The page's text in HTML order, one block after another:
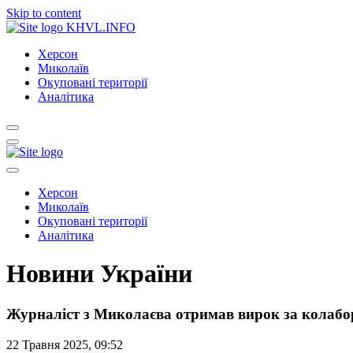
Skip to content
KHVL.INFO
Херсон
Миколаїв
Окуповані території
Аналітика
Херсон
Миколаїв
Окуповані території
Аналітика
Новини України
Журналіст з Миколаєва отримав вирок за
22 Травня 2025, 09:52